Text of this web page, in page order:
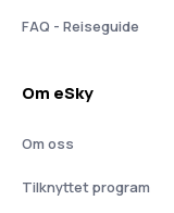
FAQ - Reiseguide
Om eSky
Om oss
Tilknyttet program